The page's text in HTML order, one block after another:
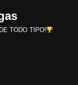
TODO TIPO!